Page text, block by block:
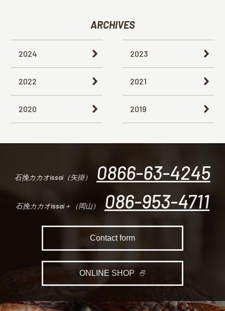
ARCHIVES
2024 2023
2022 2021
2020 2019
石挽カカオissai（矢掛） 0866-63-4245
石挽カカオissai＋（岡山） 086-953-4711
Contact form
ONLINE SHOP